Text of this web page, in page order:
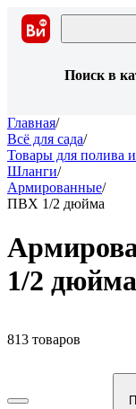
Поиск в
Главная/
Всё для сада/
Товары для полива
Шланги/
Армированные/
ПВХ 1/2 дюйма
1/2 дюйма
813 товаров